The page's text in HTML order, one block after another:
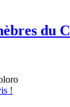
du
!